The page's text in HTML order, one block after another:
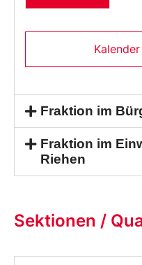
Fraktion im
Fraktion im
Riehen
Sektionen /